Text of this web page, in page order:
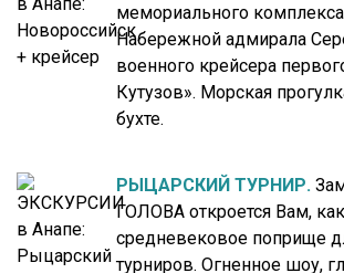
мемориального
Набережной адмирала
военного крейсера
Кутузов». Морская
бухте.
РЫЦАРСКИЙ ТУРНИР.
ГОЛОВА откроется Вам, как
средневековое поприще
турниров. Огненное шоу,